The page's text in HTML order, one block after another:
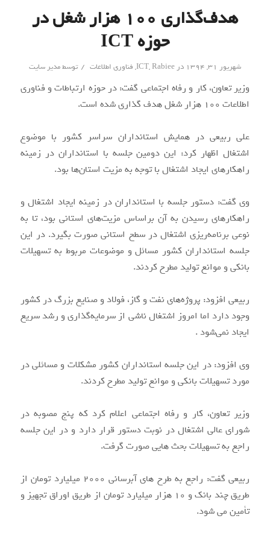
هدف‌گذاری ۱۰۰ هزار شغل در
حوزه ICT
شهریور ۳۱, ۱۳۹۴ در ICT,Rabiee
, فناوری اطلاعات / توسطمدیر سایت
وزیر تعاون، کار و رفاه اجتماعی گفت: در حوزه ارتباطات و فناوری
اطلاعات 100 هزار شغل هدف گذاری شده است.
علی ربیعی در همایش استانداران سراسر کشور با موضوع
اشتغال اظهار کرد: این دومین جلسه با استانداران در زمینه
راهکارهای ایجاد اشتغال با توجه به مزیت استان‌ها بود.
وی گفت: دستور جلسه با استانداران در زمینه ایجاد اشتغال و
راهکارهای رسیدن به آن براساس مزیت‌های استانی بود، تا به
نوعی برنامه‌ریزی اشتغال در سطح استانی صورت بگیرد. در این
جلسه استانداران کشور مسائل و موضوعات مربوط به تسهیلات
بانکی و موانع تولید مطرح کردند.
ربیعی افزود: پروژه‌های نفت و گاز، فولاد و صنایع بزرگ در کشور
وجود دارد اما امروز اشتغال ناشی از سرمایه‌گذاری و رشد سریع
ایجاد نمی‌شود .
وی افزود: در این جلسه استانداران کشور مشکلات و مسائلی در
مورد تسهیلات بانکی و موانع تولید مطرح کردند.
وزیر تعاون، کار و رفاه اجتماعی اعلام کرد که پنج مصوبه در
شورای عالی اشتغال در نوبت دستور قرار دارد و در این جلسه
راجع به تسهیلات بحث هایی صورت گرفت.
ربیعی گفت: راجع به طرح های آبرسانی 2000 میلیارد تومان از
طریق چند بانک و 10 هزار میلیارد تومان از طریق اوراق تجهیز و
تأمین می شود.